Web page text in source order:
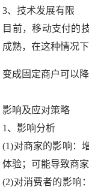
3、技术发展有限
目前，移动支付的
成熟，在这种情况
变成固定商户可以
影响及应对策略
1、影响分析
(1)对商家的影响：
体验；可能导致商家
(2)对消费者的影响